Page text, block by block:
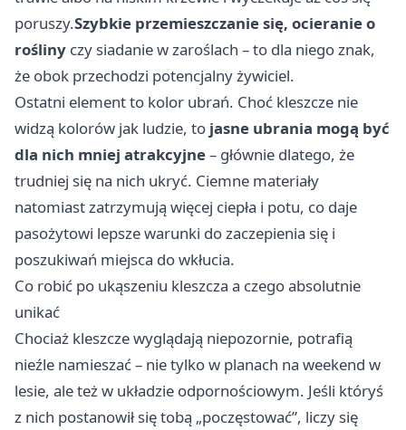
poruszy.Szybkie przemieszczanie się, ocieranie o
rośliny czy siadanie w zaroślach – to dla niego znak,
że obok przechodzi potencjalny żywiciel.
Ostatni element to kolor ubrań. Choć kleszcze nie
widzą kolorów jak ludzie, to jasne ubrania mogą być
dla nich mniej atrakcyjne– głównie dlatego, że
trudniej się na nich ukryć. Ciemne materiały
natomiast zatrzymują więcej ciepła i potu, co daje
pasożytowi lepsze warunki do zaczepienia się i
poszukiwań miejsca do wkłucia.
Co robić po ukąszeniu kleszcza a czego absolutnie
unikać
Chociaż kleszcze wyglądają niepozornie, potrafią
nieźle namieszać – nie tylko w planach na weekend w
lesie, ale też w układzie odpornościowym. Jeśli któryś
z nich postanowił się tobą „poczęstować”, liczy się